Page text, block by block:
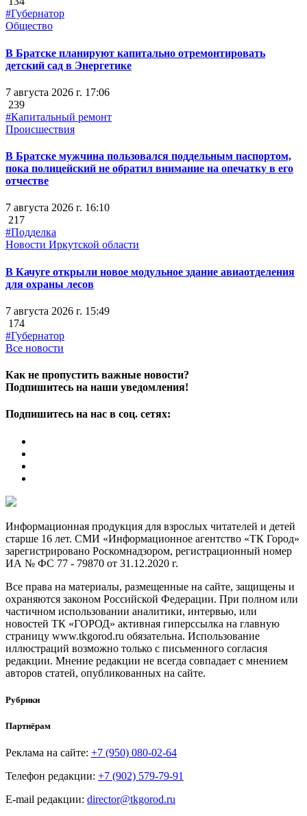
#Губернатор
Общество
В Братске планируют капитально отремонтировать
детский сад в Энергетике
7 августа 2026 г. 17:06
239
#Капитальный ремонт
Происшествия
В Братске мужчина пользовался поддельным паспортом,
пока полицейский не обратил внимание на опечатку в его
отчестве
7 августа 2026 г. 16:10
217
#Подделка
Новости Иркутской области
В Качуге открыли новое модульное здание авиаотделения
для охраны лесов
7 августа 2026 г. 15:49
174
#Губернатор
Все новости
Как не пропустить важные новости?
Подпишитесь на наши уведомления!
Подпишитесь на нас в соц. сетях:
Информационная продукция для взрослых читателей и детей
старше 16 лет. СМИ «Информационное агентство «ТК Город»
зарегистрировано Роскомнадзором, регистрационный номер
ИА № ФС 77 - 79870 от 31.12.2020 г.
Все права на материалы, размещенные на сайте, защищены и
охраняются законом Российской Федерации. При полном или
частичном использовании аналитики, интервью, или
новостей ТК «ГОРОД» активная гиперссылка на главную
страницу www.tkgorod.ru обязательна. Использование
иллюстраций возможно только с письменного согласия
редакции. Мнение редакции не всегда совпадает с мнением
авторов статей, опубликованных на сайте.
Рубрики
Партнёрам
Реклама на сайте: +7 (950) 080-02-64
Телефон редакции: +7 (902) 579-79-91
E-mail редакции: director@tkgorod.ru